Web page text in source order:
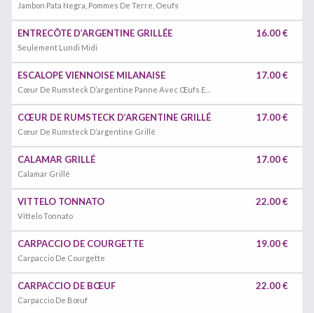
Jambon Pata Negra, Pommes De Terre, Oeufs
ENTRECÔTE D’ARGENTINE GRILLÉE
Seulement Lundi Midi
16.00 €
ESCALOPE VIENNOISE MILANAISE 17.00 €
CŒUR DE RUMSTECK D’ARGENTINE GRILLÉ
Cœur De Rumsteck D’argentine Grillé
17.00 €
CALAMAR GRILLÉ
Calamar Grillé
17.00 €
VITTELO TONNATO
Vittelo Tonnato
22.00 €
CARPACCIO DE COURGETTE
Carpaccio De Courgette
19.00 €
CARPACCIO DE BŒUF
Carpaccio De Bœuf
22.00 €